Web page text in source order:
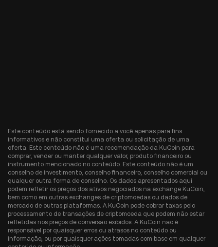
Este conteúdo está sendo fornecido a você apenas para fins
informativos e não constitui uma oferta ou solicitação de uma
oferta. Este conteúdo não é uma recomendação da KuCoin para
comprar, vender ou manter qualquer valor, produto financeiro ou
instrumento mencionado no conteúdo. Este conteúdo não é um
conselho de investimento, conselho financeiro, conselho comercial ou
qualquer outra forma de conselho. Os dados apresentados aqui
podem refletir os preços dos ativos negociados na exchange KuCoin,
bem como em outras exchanges de criptomoedas ou dados de
mercado de outras plataformas. A KuCoin pode cobrar taxas pelo
processamento de transações de criptomoeda que podem não estar
refletidas nos preços de conversão exibidos. A KuCoin não é
responsável por quaisquer erros ou atrasos no conteúdo ou
informação, ou por quaisquer ações tomadas com base em qualquer